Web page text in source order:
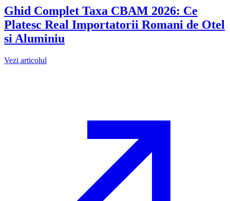
Ghid Complet Taxa CBAM 2026: Ce
Platesc Real Importatorii Romani de Otel
si Aluminiu
Vezi articolul